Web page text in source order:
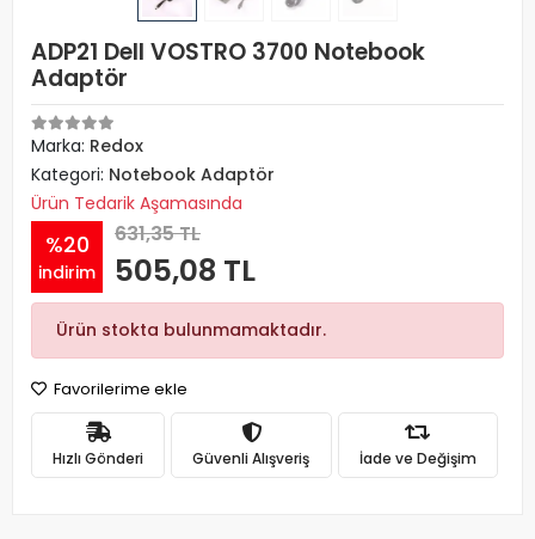
ADP21 Dell VOSTRO 3700 Notebook
Adaptör
Marka: Redox
Kategori: Notebook Adaptör
Ürün Tedarik Aşamasında
%20
indirim
631,35 TL
505,08 TL
Ürün stokta bulunmamaktadır.
Favorilerime ekle
Hızlı Gönderi Güvenli Alışveriş İade ve Değişim